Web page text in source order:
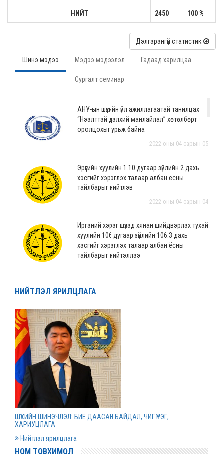
НИЙТ 2450 100 %
Дэлгэрэнгүй статистик
Шинэ мэдээ Мэдээ мэдээлэл Гадаад харилцаа
Сургалт семинар
АНУ-ын шүүхийн үйл ажиллагаатай танилцах
“Нээлттэй дэлхий манлайлал” хөтөлбөрт
оролцохыг урьж байна
2022 оны 04 сарын 05
Эрүүгийн хуулийн 1.10 дугаар зүйлийн 2 дахь
хэсгийг хэрэглэх талаар албан ёсны
тайлбарыг нийтлэв
2022 оны 04 сарын 04
Иргэний хэрэг шүүхэд хянан шийдвэрлэх тухай
хуулийн 106 дугаар зүйлийн 106.3 дахь
хэсгийг хэрэглэх талаар албан ёсны
тайлбарыг нийтэллээ
“Монгол Улсын хөгжлийн банк” ХХК-ийн
Дээд шүүхийн нийт шүүгчийн хуралдаан болов
Нээлттэй ажлын байрны зар
2022 оны 03 сарын 31
НИЙТЛЭЛ ЯРИЛЦЛАГА
ШҮҮХИЙН ШИНЭЧЛЭЛ: БИЕ ДААСАН БАЙДАЛ, ЧИГ ҮҮРЭГ,
ХАРИУЦЛАГА
Нийтлэл ярилцлага
НОМ ТОВХИМОЛ